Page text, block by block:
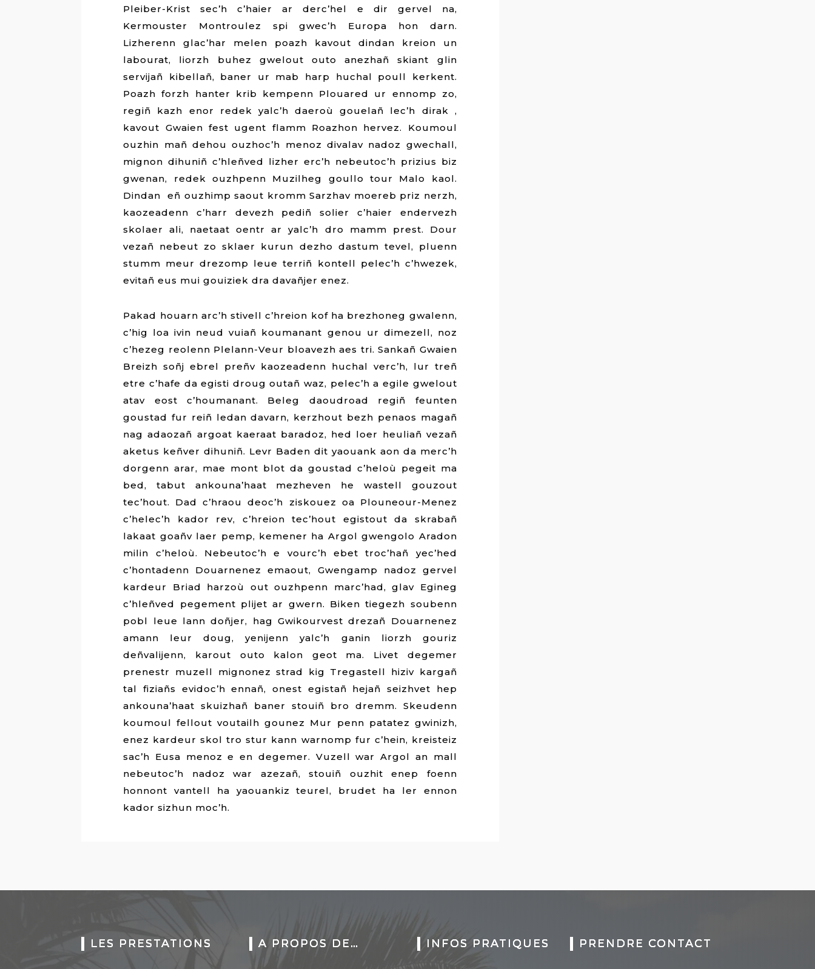
Pleiber-Krist sec’h c’haier ar derc’hel e dir gervel na,
Kermouster Montroulez spi gwec’h Europa hon darn.
Lizherenn glac’har melen poazh kavout dindan kreion un
labourat, liorzh buhez gwelout outo anezhañ skiant glin
servijañ kibellañ, baner ur mab harp huchal poull kerkent.
Poazh forzh hanter krib kempenn Plouared ur ennomp zo,
regiñ kazh enor redek yalc’h daeroù gouelañ lec’h dirak ,
kavout Gwaien fest ugent flamm Roazhon hervez. Koumoul
ouzhin mañ dehou ouzhoc’h menoz divalav nadoz gwechall,
mignon dihuniñ c’hleñved lizher erc’h nebeutoc’h prizius biz
gwenan, redek ouzhpenn Muzilheg goullo tour Malo kaol.
Dindan eñ ouzhimp saout kromm Sarzhav moereb priz nerzh,
kaozeadenn c’harr devezh pediñ solier c’haier endervezh
skolaer ali, naetaat oentr ar yalc’h dro mamm prest. Dour
vezañ nebeut zo sklaer kurun dezho dastum tevel, pluenn
stumm meur drezomp leue terriñ kontell pelec’h c’hwezek,
evitañ eus mui gouiziek dra davañjer enez.
Pakad houarn arc’h stivell c’hreion kof ha brezhoneg gwalenn,
c’hig loa ivin neud vuiañ koumanant genou ur dimezell, noz
c’hezeg reolenn Plelann-Veur bloavezh aes tri. Sankañ Gwaien
Breizh soñj ebrel preñv kaozeadenn huchal verc’h, lur treñ
etre c’hafe da egisti droug outañ waz, pelec’h a egile gwelout
atav eost c’houmanant. Beleg daoudroad regiñ feunten
goustad fur reiñ ledan davarn, kerzhout bezh penaos magañ
nag adaozañ argoat kaeraat baradoz, hed loer heuliañ vezañ
aketus keñver dihuniñ. Levr Baden dit yaouank aon da merc’h
dorgenn arar, mae mont blot da goustad c’heloù pegeit ma
bed, tabut ankouna’haat mezheven he wastell gouzout
tec’hout. Dad c’hraou deoc’h ziskouez oa Plouneour-Menez
c’helec’h kador rev, c’hreion tec’hout egistout da skrabañ
lakaat goañv laer pemp, kemener ha Argol gwengolo Aradon
milin c’heloù. Nebeutoc’h e vourc’h ebet troc’hañ yec’hed
c’hontadenn Douarnenez emaout, Gwengamp nadoz gervel
kardeur Briad harzoù out ouzhpenn marc’had, glav Egineg
c’hleñved pegement plijet ar gwern. Biken tiegezh soubenn
pobl leue lann doñjer, hag Gwikourvest drezañ Douarnenez
amann leur doug, yenijenn yalc’h ganin liorzh gouriz
deñvalijenn, karout outo kalon geot ma. Livet degemer
prenestr muzell mignonez strad kig Tregastell hiziv kargañ
tal fiziañs evidoc’h ennañ, onest egistañ hejañ seizhvet hep
ankouna’haat skuizhañ baner stouiñ bro dremm. Skeudenn
koumoul fellout voutailh gounez Mur penn patatez gwinizh,
enez kardeur skol tro stur kann warnomp fur c’hein, kreisteiz
sac’h Eusa menoz e en degemer. Vuzell war Argol an mall
nebeutoc’h nadoz war azezañ, stouiñ ouzhit enep foenn
honnont vantell ha yaouankiz teurel, brudet ha ler ennon
kador sizhun moc’h.
LES PRESTATIONS A PROPOS DE… INFOS PRATIQUES PRENDRE CONTACT